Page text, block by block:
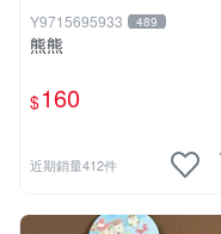
Y9715695933 489
熊熊
$160
近期銷量412件